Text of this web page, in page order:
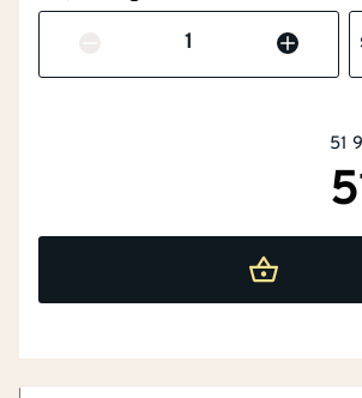
Antall
51
101298150
Flott overflate og kvistfri karm
Ramtre av furu og laminert finér
Forsikringsgodkjent låssystem
Lang levetid og lavt vedlikehold
Ytterdør i moderne design med
isolasjonsevne. Døren er utviklet for
gjennomtenkte detaljer er dette en